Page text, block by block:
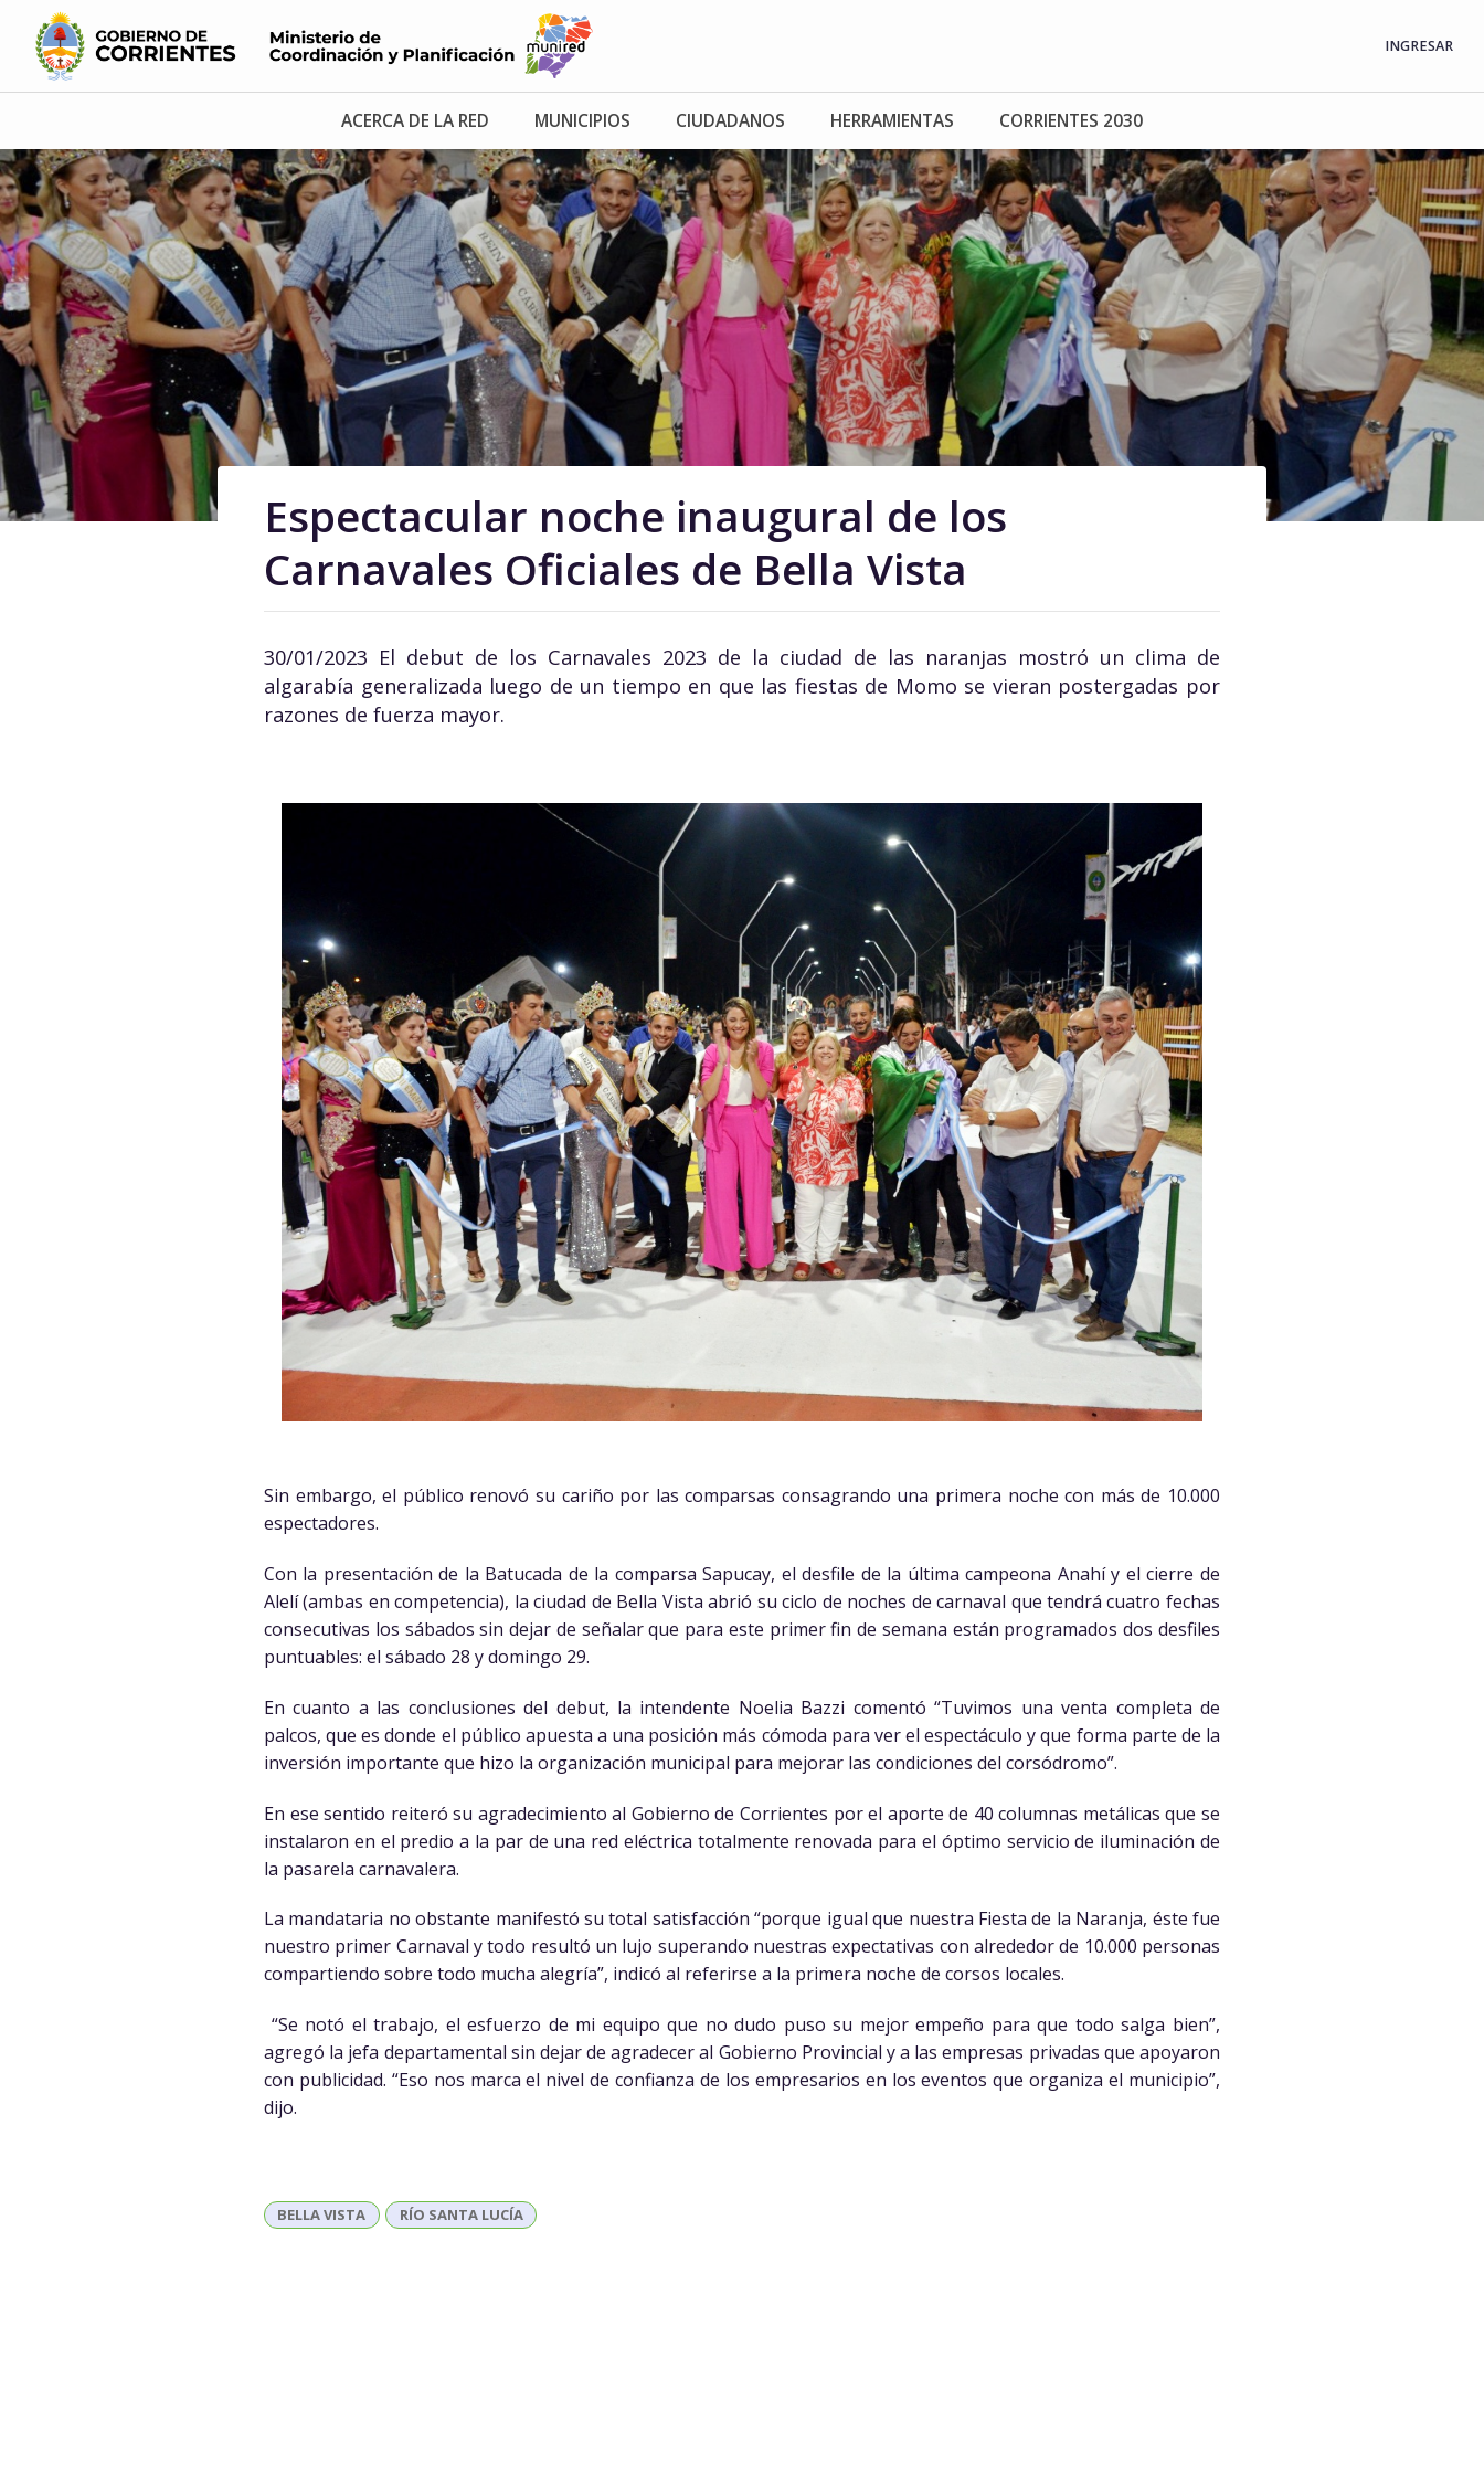
INGRESAR
ACERCA DE LA RED MUNICIPIOS CIUDADANOS HERRAMIENTAS CORRIENTES 2030
Espectacular noche inaugural de los
Carnavales Oficiales de Bella Vista
30/01/2023 El debut de los Carnavales 2023 de la ciudad de las naranjas mostró un clima de
algarabía generalizada luego de un tiempo en que las fiestas de Momo se vieran postergadas por
razones de fuerza mayor.
Sin embargo, el público renovó su cariño por las comparsas consagrando una primera noche con más de 10.000
espectadores.
Con la presentación de la Batucada de la comparsa Sapucay, el desfile de la última campeona Anahí y el cierre de
Alelí (ambas en competencia), la ciudad de Bella Vista abrió su ciclo de noches de carnaval que tendrá cuatro fechas
consecutivas los sábados sin dejar de señalar que para este primer fin de semana están programados dos desfiles
puntuables: el sábado 28 y domingo 29.
En cuanto a las conclusiones del debut, la intendente Noelia Bazzi comentó “Tuvimos una venta completa de
palcos, que es donde el público apuesta a una posición más cómoda para ver el espectáculo y que forma parte de la
inversión importante que hizo la organización municipal para mejorar las condiciones del corsódromo”.
En ese sentido reiteró su agradecimiento al Gobierno de Corrientes por el aporte de 40 columnas metálicas que se
instalaron en el predio a la par de una red eléctrica totalmente renovada para el óptimo servicio de iluminación de
la pasarela carnavalera.
La mandataria no obstante manifestó su total satisfacción “porque igual que nuestra Fiesta de la Naranja, éste fue
nuestro primer Carnaval y todo resultó un lujo superando nuestras expectativas con alrededor de 10.000 personas
compartiendo sobre todo mucha alegría”, indicó al referirse a la primera noche de corsos locales.
“Se notó el trabajo, el esfuerzo de mi equipo que no dudo puso su mejor empeño para que todo salga bien”,
agregó la jefa departamental sin dejar de agradecer al Gobierno Provincial y a las empresas privadas que apoyaron
con publicidad. “Eso nos marca el nivel de confianza de los empresarios en los eventos que organiza el municipio”,
dijo.
BELLA VISTA RÍO SANTA LUCÍA